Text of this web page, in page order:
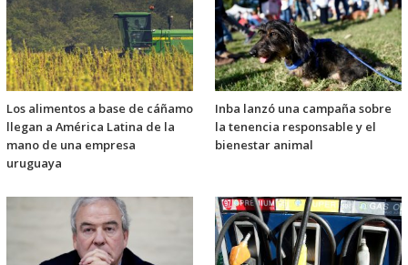
Los alimentos a base de cáñamo
llegan a América Latina de la
mano de una empresa
uruguaya
Inba lanzó una campaña sobre
la tenencia responsable y el
bienestar animal